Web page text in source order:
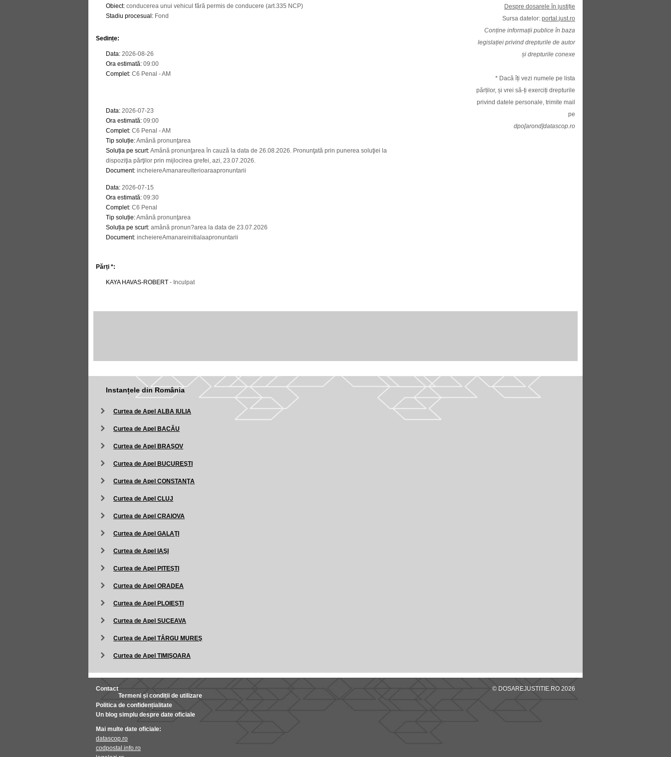
Obiect: conducerea unui vehicul fără permis de conducere (art.335 NCP)
Stadiu procesual : Fond
Sedințe:
Data: 2026-08-26
Ora estimată: 09:00
Complet: C6 Penal - AM
Data: 2026-07-23
Ora estimată: 09:00
Complet: C6 Penal - AM
Tip soluție:Amână pronunţarea
Soluția pe scurt:Amână pronunţarea în cauză la data de 26.08.2026. Pronunţată prin punerea soluţiei la
dispoziţia părţilor prin mijlocirea grefei, azi, 23.07.2026.
Document: incheiereAmanareulterioaraapronuntarii
Data: 2026-07-15
Ora estimată: 09:30
Complet: C6 Penal
Tip soluție:Amână pronunţarea
Soluția pe scurt: amână pronun?area la data de 23.07.2026
Document: incheiereAmanareinitialaapronuntarii
Părți *:
KAYA HAVAS-ROBERT - Inculpat
Despre dosarele în justiție
Sursa datelor: portal.just.ro
Conține informații publice în baza
legislației privind drepturile de autor
și drepturile conexe
* Dacă îți vezi numele pe lista
părților, și vrei să-ți exerciți drepturile
privind datele personale, trimite mail
pe
dpo[arond]datascop.ro
Instanțele din România
Curtea de Apel ALBA IULIA
Curtea de Apel BACĂU
Curtea de Apel BRAŞOV
Curtea de Apel BUCUREŞTI
Curtea de Apel CONSTANŢA
Curtea de Apel CLUJ
Curtea de Apel CRAIOVA
Curtea de Apel GALAŢI
Curtea de Apel IAŞI
Curtea de Apel PITEŞTI
Curtea de Apel ORADEA
Curtea de Apel PLOIEŞTI
Curtea de Apel SUCEAVA
Curtea de Apel TÂRGU MUREŞ
Curtea de Apel TIMIŞOARA
Contact
Termeni și condiții de utilizare
Politica de confidențialitate
Un blog simplu despre date oficiale
Mai multe date oficiale:
datascop.ro
codpostal.info.ro
© DOSAREJUSTITIE.RO 2026